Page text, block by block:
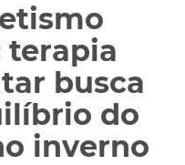
terapia
busca
do
inverno